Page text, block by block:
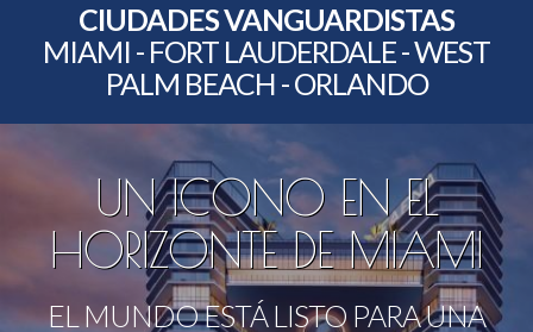
CIUDADES VANGUARDISTAS
MIAMI - FORT LAUDERDALE - WEST
PALM BEACH - ORLANDO
UN ICONO EN EL
HORIZONTE DE MIAMI
EL MUNDO ESTÁ LISTO PARA UNA